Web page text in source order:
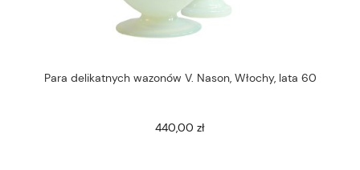
Para delikatnych wazonów V. Nason, Włochy, lata 60
440,00 zł